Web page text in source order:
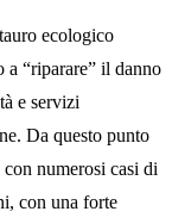
ecologico
a “riparare” il danno
e servizi
Da questo punto
numerosi casi di
con una forte